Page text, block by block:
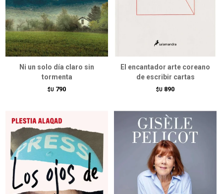
Ni un solo día claro sin
tormenta
$U 790
El encantador arte coreano
de escribir cartas
$U 890